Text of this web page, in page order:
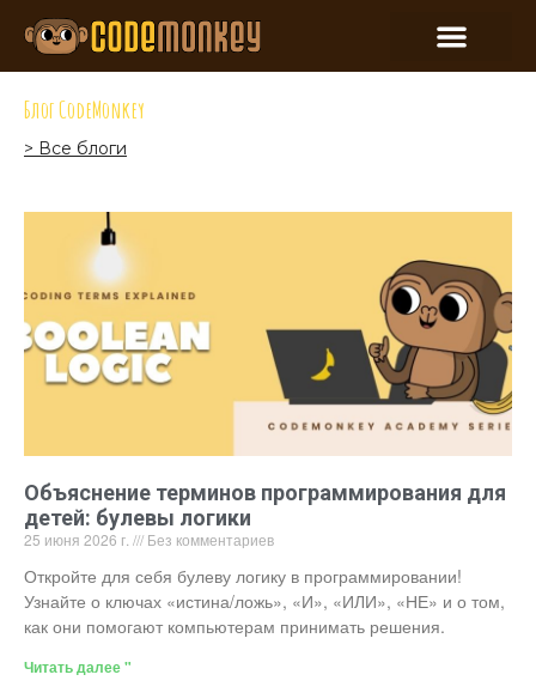
Блог CodeMonkey
> Все блоги
Объяснение терминов программирования для
детей: булевы логики
25 июня 2026 г. Без комментариев
Откройте для себя булеву логику в программировании!
Узнайте о ключах «истина/ложь», «И», «ИЛИ», «НЕ» и о том,
как они помогают компьютерам принимать решения.
Читать далее "